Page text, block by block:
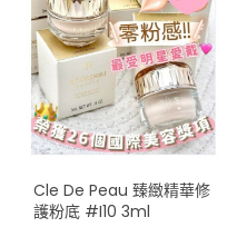
Cle De Peau 臻緻精華修
護粉底 #I10 3ml